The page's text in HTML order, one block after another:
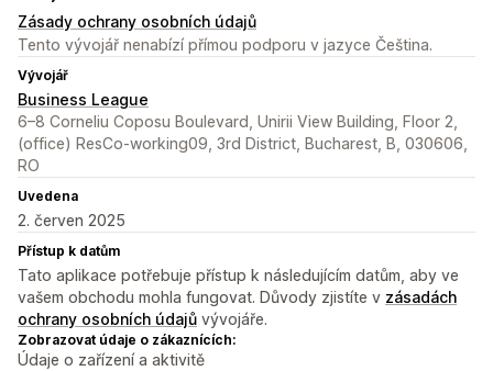
Zásady ochrany osobních údajů
Tento vývojář nenabízí přímou podporu v jazyce Čeština.
Vývojář
Business League
6–8 Corneliu Coposu Boulevard, Unirii View Building, Floor 2,
(office) ResCo-working09, 3rd District, Bucharest, B, 030606,
RO
Uvedena
2. červen 2025
Přístup k datům
Tato aplikace potřebuje přístup k následujícím datům, aby ve
vašem obchodu mohla fungovat. Důvody zjistíte v zásadách
ochrany osobních údajů vývojáře.
Zobrazovat údaje o zákaznících:
Údaje o zařízení a aktivitě